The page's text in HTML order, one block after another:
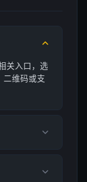
关入口，选
二维码或支